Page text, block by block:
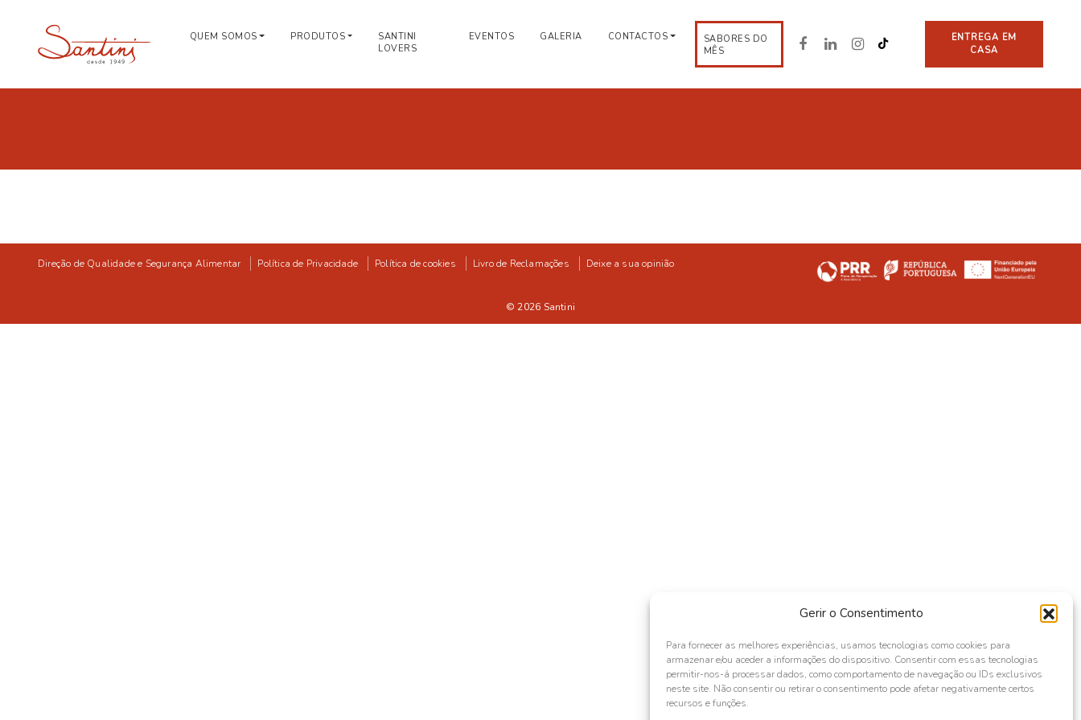
Gerir o Consentimento
Para fornecer as melhores experiências, usamos tecnologias como cookies para
armazenar e/ou aceder a informações do dispositivo. Consentir com essas tecnologias
permitir-nos-á processar dados, como comportamento de navegação ou IDs exclusivos
neste site. Não consentir ou retirar o consentimento pode afetar negativamente certos
recursos e funções.
QUEM SOMOS PRODUTOS
SANTINI
LOVERS
EVENTOS GALERIA CONTACTOS
SABORES DO
MÊS
ENTREGA EM
CASA
Direção de Qualidade e Segurança Alimentar Política de Privacidade Política de cookies Livro de Reclamações Deixe a sua opinião
© 2026 Santini